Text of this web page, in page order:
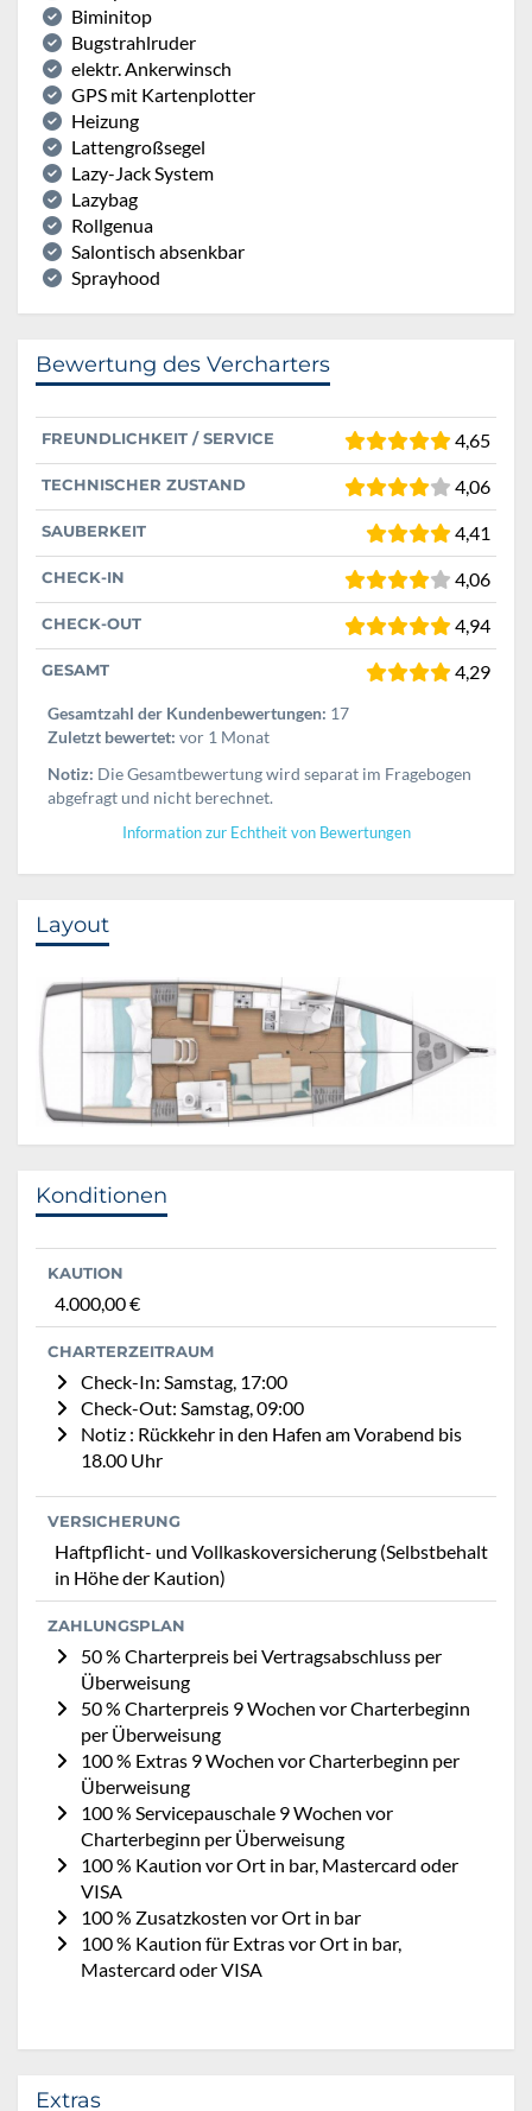
Biminitop
Bugstrahlruder
elektr. Ankerwinsch
GPS mit Kartenplotter
Heizung
Lattengroßsegel
Lazy-Jack System
Lazybag
Rollgenua
Salontisch absenkbar
Sprayhood
Bewertung des Vercharters
FREUNDLICHKEIT / SERVICE 4,65
TECHNISCHER ZUSTAND 4,06
SAUBERKEIT 4,41
CHECK-IN 4,06
CHECK-OUT 4,94
GESAMT 4,29
Gesamtzahl der Kundenbewertungen: 17
Zuletzt bewertet: vor 1 Monat
Notiz: Die Gesamtbewertung wird separat im Fragebogen
abgefragt und nicht berechnet.
Information zur Echtheit von Bewertungen
Layout
Konditionen
KAUTION
4.000,00 €
CHARTERZEITRAUM
Check-In: Samstag, 17:00
Check-Out: Samstag, 09:00
Notiz : Rückkehr in den Hafen am Vorabend bis
18.00 Uhr
VERSICHERUNG
Haftpflicht- und Vollkaskoversicherung (Selbstbehalt
in Höhe der Kaution)
ZAHLUNGSPLAN
50 % Charterpreis bei Vertragsabschluss per
Überweisung
50 % Charterpreis 9 Wochen vor Charterbeginn
per Überweisung
100 % Extras 9 Wochen vor Charterbeginn per
Überweisung
100 % Servicepauschale 9 Wochen vor
Charterbeginn per Überweisung
100 % Kaution vor Ort in bar, Mastercard oder
VISA
100 % Zusatzkosten vor Ort in bar
100 % Kaution für Extras vor Ort in bar,
Mastercard oder VISA
Extras